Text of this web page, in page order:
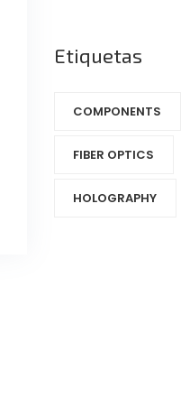
Etiquetas
COMPONENTS‎
FIBER OPTICS‎
HOLOGRAPHY‎